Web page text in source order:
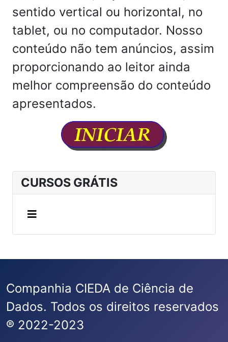
sentido vertical ou horizontal, no
tablet, ou no computador. Nosso
conteúdo não tem anúncios, assim
proporcionando ao leitor ainda
melhor compreensão do conteúdo
apresentados.
CURSOS GRÁTIS
Companhia CIEDA de Ciência de
Dados. Todos os direitos reservados
® 2022-2023